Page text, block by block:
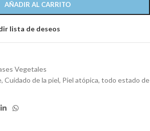
AÑADIR AL CARRITO
lista de deseos
Vegetales
, Cuidado de la piel, Piel atópica, todo estado de